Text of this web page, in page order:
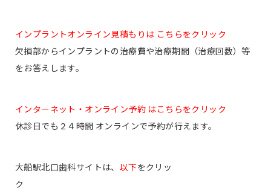
インプラントオンライン見積もりは こちらをクリック
欠損部からインプラントの治療費や治療期間（治療回数）等
をお答えします。
インターネット・オンライン予約 はこちらをクリック
休診日でも２４時間 オンラインで予約が行えます。
大船駅北口歯科サイトは、 以下をクリッ
ク